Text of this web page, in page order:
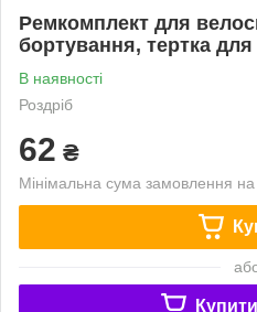
Ремкомплект для
бортування, тертка
В наявності
Роздріб
62 ₴
Мінімальна сума замовлення